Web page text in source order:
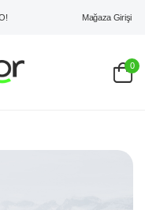
Mağaza Girişi
0